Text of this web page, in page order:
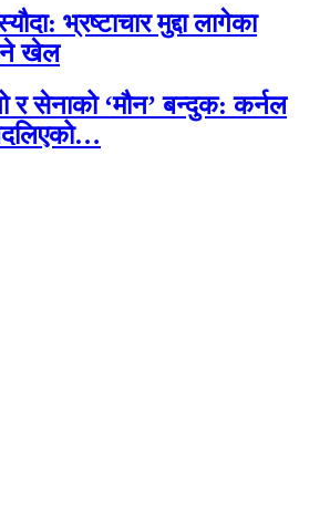
भ्रष्टाचार मुद्दा लागेका
खेल
र सेनाको ‘मौन’ बन्दुक: कर्नल